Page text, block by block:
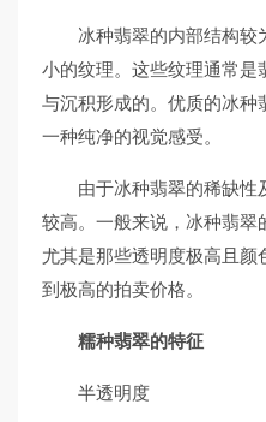
冰种翡翠的内部结构较
小的纹理。这些纹理通常是
与沉积形成的。优质的冰种
一种纯净的视觉感受。
由于冰种翡翠的稀缺性
较高。一般来说，冰种翡翠
尤其是那些透明度极高且
到极高的拍卖价格。
糯种翡翠的特征
半透明度